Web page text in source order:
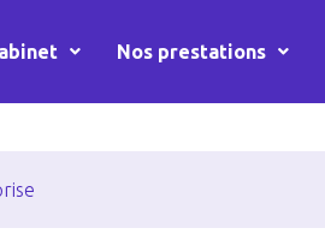
Nos prestations